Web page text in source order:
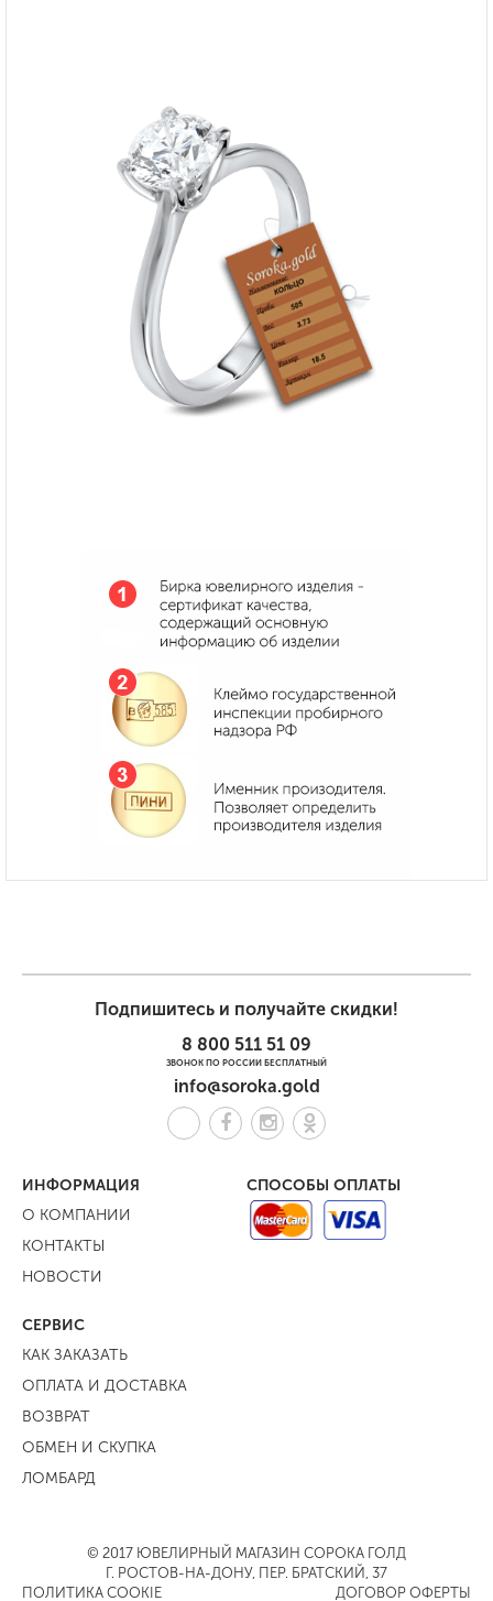
Подпишитесь и получайте скидки!
8 800 511 51 09
ЗВОНОК ПО РОССИИ БЕСПЛАТНЫЙ
info@soroka.gold
ИНФОРМАЦИЯ
О КОМПАНИИ
КОНТАКТЫ
НОВОСТИ
СПОСОБЫ ОПЛАТЫ
СЕРВИС
КАК ЗАКАЗАТЬ
ОПЛАТА И ДОСТАВКА
ВОЗВРАТ
ОБМЕН И СКУПКА
ЛОМБАРД
© 2017 ЮВЕЛИРНЫЙ МАГАЗИН СОРОКА ГОЛД
Г. РОСТОВ-НА-ДОНУ, ПЕР. БРАТСКИЙ, 37
ПОЛИТИКА COOKIE
ДОГОВОР ОФЕРТЫ